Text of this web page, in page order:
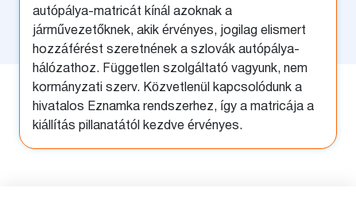
autópálya-matricát kínál azoknak a
járművezetőknek, akik érvényes, jogilag elismert
hozzáférést szeretnének a szlovák autópálya-
hálózathoz. Független szolgáltató vagyunk, nem
kormányzati szerv. Közvetlenül kapcsolódunk a
hivatalos Eznamka rendszerhez, így a matricája a
kiállítás pillanatától kezdve érvényes.